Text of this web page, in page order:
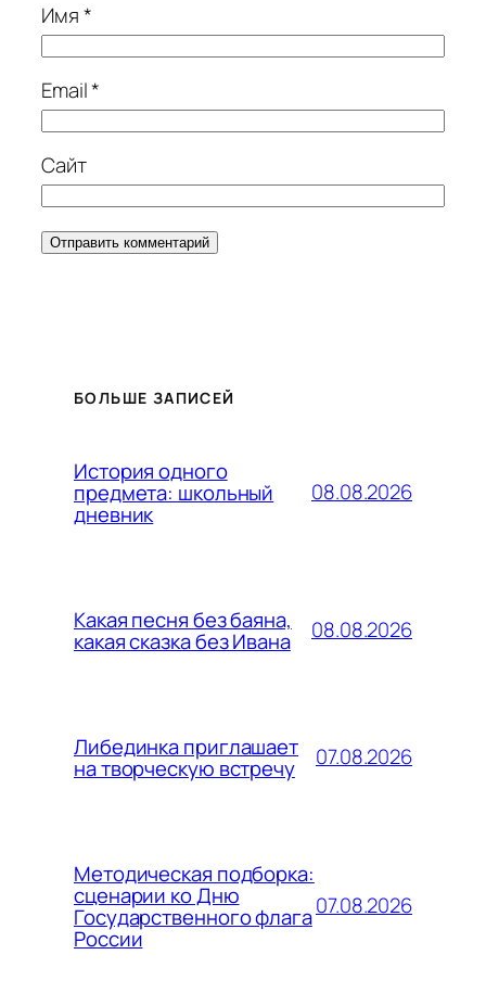
Имя*
Email*
Сайт
БОЛЬШЕ ЗАПИСЕЙ
История одного
предмета: школьный
дневник
08.08.2026
Какая песня без баяна,
какая сказка без Ивана 08.08.2026
Либединка приглашает
на творческую встречу 07.08.2026
Методическая подборка:
сценарии ко Дню
Государственного флага
России
07.08.2026